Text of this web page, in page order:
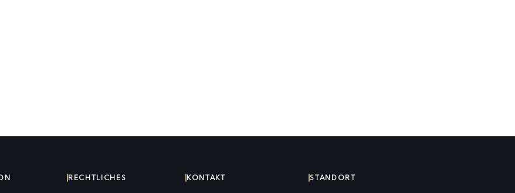
RECHTLICHES KONTAKT STANDORT